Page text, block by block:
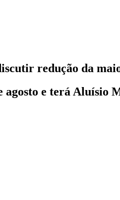
redução da
agosto e terá Aluísio